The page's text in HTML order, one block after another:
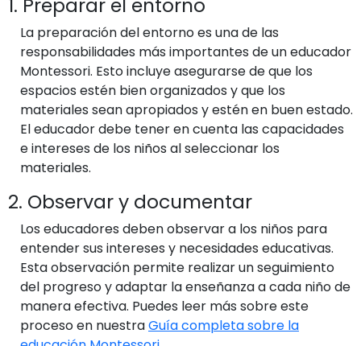
La preparación del entorno es una de las
responsabilidades más importantes de un educador
Montessori. Esto incluye asegurarse de que los
espacios estén bien organizados y que los
materiales sean apropiados y estén en buen estado.
El educador debe tener en cuenta las capacidades
e intereses de los niños al seleccionar los
materiales.
2. Observar y documentar
Los educadores deben observar a los niños para
entender sus intereses y necesidades educativas.
Esta observación permite realizar un seguimiento
del progreso y adaptar la enseñanza a cada niño de
manera efectiva. Puedes leer más sobre este
proceso en nuestraGuía completa sobre la